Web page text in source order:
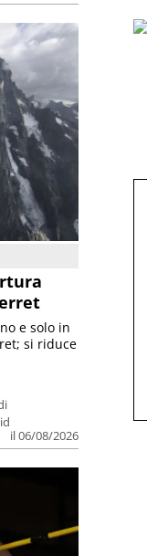
il 06/08/2026
e solo in
si riduce